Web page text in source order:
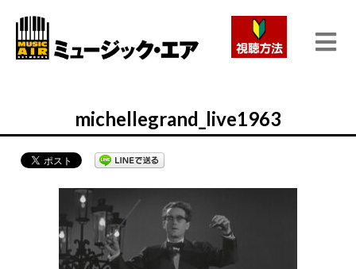
michellegrand_live1963